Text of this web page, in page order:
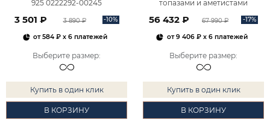
925 0222292-00245
3 501 ₽ 3 890 ₽ -10%
от584 ₽ x 6 платежей
Выберите размер:
Купить в один клик
В КОРЗИНУ
топазами и аметистами
56 432 ₽ 67 990 ₽ -17%
от9 406 ₽x 6 платежей
Выберите размер:
Купить в один клик
В КОРЗИНУ